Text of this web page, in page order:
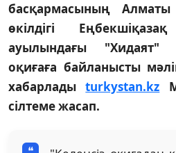
басқармасының
өкілдігі
ауылындағы "Хидаят"
оқиғаға байланысты
хабарладыturkystan.kz
сілтеме жасап.